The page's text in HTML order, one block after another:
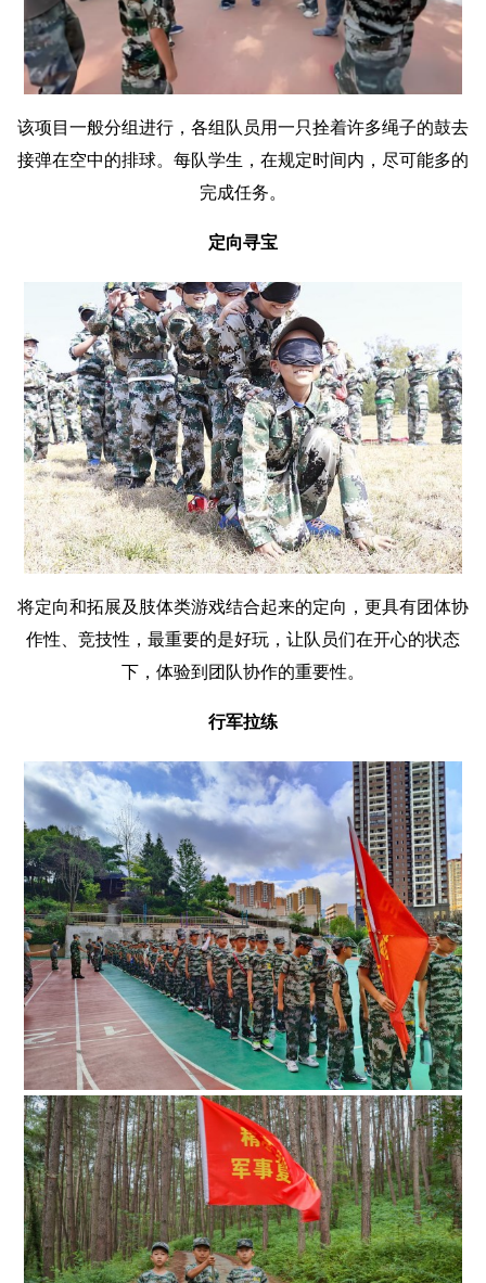
该项目一般分组进行，各组队员用一只拴着许多绳子的鼓去
接弹在空中的排球。每队学生，在规定时间内，尽可能多的
完成任务。
定向寻宝
将定向和拓展及肢体类游戏结合起来的定向，更具有团体协
作性、竞技性，最重要的是好玩，让队员们在开心的状态
下，体验到团队协作的重要性。
行军拉练